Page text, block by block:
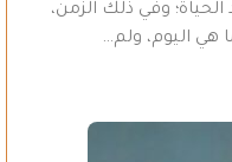
وفي ذلك الزمن،
هي اليوم، ولم…